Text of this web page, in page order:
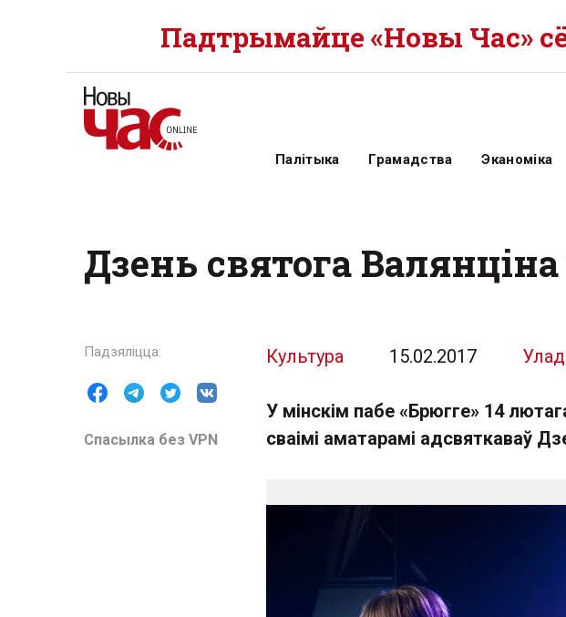
Падтрымайце «Новы Час»
Палітыка Грамадства Эканоміка
Дзень святога
Спасылка без VPN
Культура 15.02.2017
У мінскім пабе «Брюгге» 14
сваімі аматарамі адсвяткаваў